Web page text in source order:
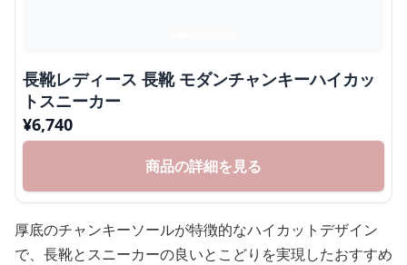
長靴レディース 長靴 モダンチャンキーハイカッ
トスニーカー
¥6,740
商品の詳細を見る
厚底のチャンキーソールが特徴的なハイカットデザイン
で、長靴とスニーカーの良いとこどりを実現したおすすめ